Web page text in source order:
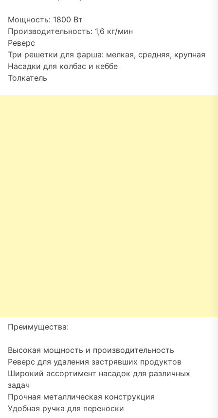
Мощность: 1800 Вт
Производительность: 1,6 кг/мин
Реверс
Три решетки для фарша: мелкая, средняя, крупная
Насадки для колбас и кеббе
Толкатель
Преимущества:
Высокая мощность и производительность
Реверс для удаления застрявших продуктов
Широкий ассортимент насадок для различных
задач
Прочная металлическая конструкция
Удобная ручка для переноски